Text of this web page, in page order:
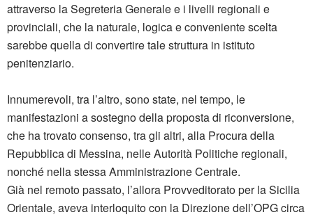
attraverso la Segreteria Generale e i livelli regionali e
provinciali, che la naturale, logica e conveniente scelta
sarebbe quella di convertire tale struttura in istituto
penitenziario.
Innumerevoli, tra l’altro, sono state, nel tempo, le
manifestazioni a sostegno della proposta di riconversione,
che ha trovato consenso, tra gli altri, alla Procura della
Repubblica di Messina, nelle Autorità Politiche regionali,
nonché nella stessa Amministrazione Centrale.
Già nel remoto passato, l’allora Provveditorato per la Sicilia
Orientale, aveva interloquito con la Direzione dell’OPG circa